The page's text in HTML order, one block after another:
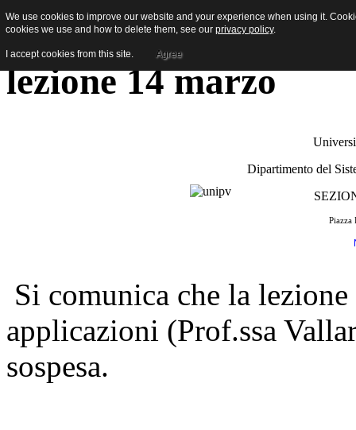
[Newsletter studenti]
lezione 14 marzo
Dipartimento del
Piazza
Si comunica che la
applicazioni (Prof.ssa
sospesa.
We use cookies to improve our website and your experience when using it.
cookies we use and how to delete them, see our privacy policy.
I accept cookies from this site. Agree